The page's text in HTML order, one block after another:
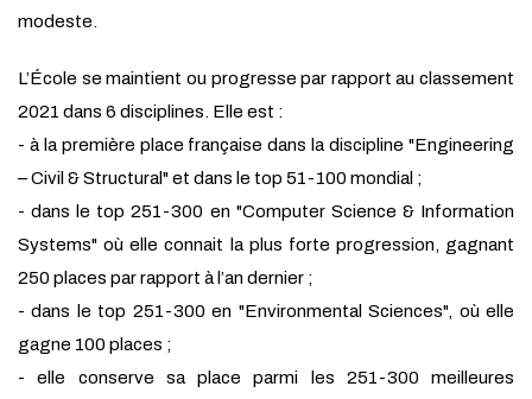
modeste.
L’École se maintient ou progresse par rapport au classement
2021 dans 6 disciplines. Elle est :
- à la première place française dans la discipline "Engineering
– Civil & Structural" et dans le top 51-100 mondial ;
- dans le top 251-300 en "Computer Science & Information
Systems" où elle connait la plus forte progression, gagnant
250 places par rapport à l’an dernier ;
- dans le top 251-300 en "Environmental Sciences", où elle
gagne 100 places ;
- elle conserve sa place parmi les 251-300 meilleures